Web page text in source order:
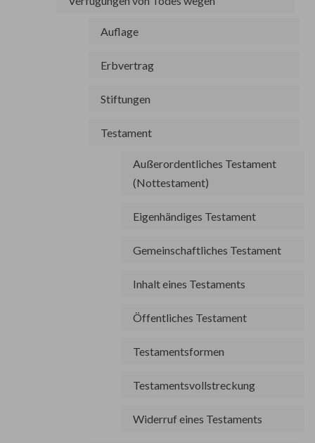
Auflage
Erbvertrag
Stiftungen
Testament
Außerordentliches Testament
(Nottestament)
Eigenhändiges Testament
Gemeinschaftliches Testament
Inhalt eines Testaments
Öffentliches Testament
Testamentsformen
Testamentsvollstreckung
Widerruf eines Testaments